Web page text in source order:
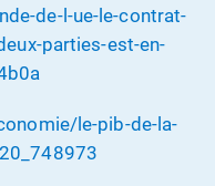
de-l-ue-le-contrat-
parties-est-en-
le-pib-de-la-